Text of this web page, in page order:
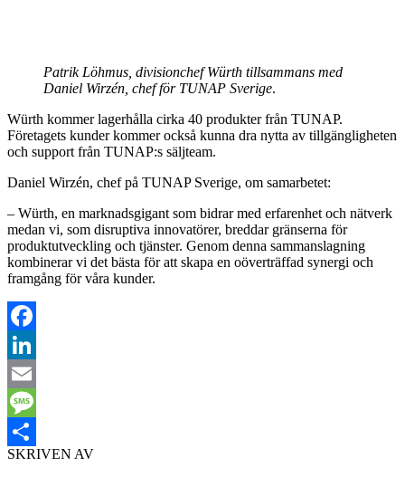
Patrik Löhmus, divisionchef Würth tillsammans med
Daniel Wirzén, chef för TUNAP Sverige.
Würth kommer lagerhålla cirka 40 produkter från TUNAP.
Företagets kunder kommer också kunna dra nytta av tillgängligheten
och support från TUNAP:s säljteam.
Daniel Wirzén, chef på TUNAP Sverige, om samarbetet:
– Würth, en marknadsgigant som bidrar med erfarenhet och nätverk
medan vi, som disruptiva innovatörer, breddar gränserna för
produktutveckling och tjänster. Genom denna sammanslagning
kombinerar vi det bästa för att skapa en oöverträffad synergi och
framgång för våra kunder.
Facebook
LinkedIn
Email
Message
Dela
SKRIVEN AV